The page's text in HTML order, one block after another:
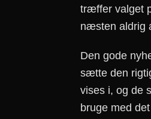
træffer valget
næsten aldrig
Den gode
sætte den
vises i, og de
bruge med